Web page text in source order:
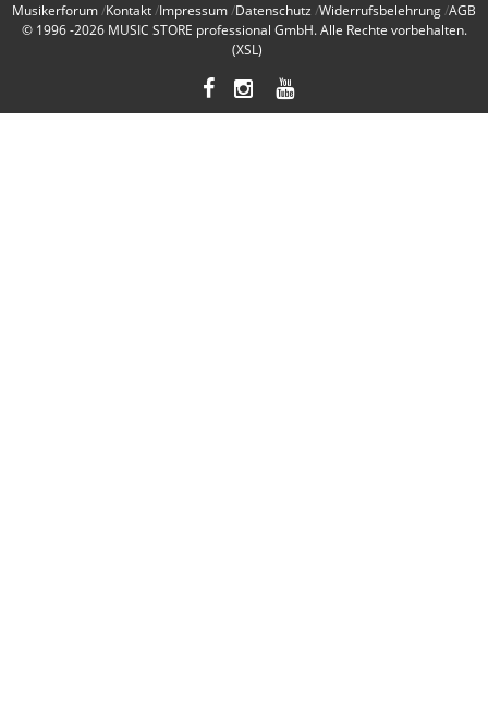
Musikerforum Kontakt Impressum Datenschutz Widerrufsbelehrung AGB
© 1996 -2026 MUSIC STORE professional GmbH. Alle Rechte vorbehalten.
(XSL)